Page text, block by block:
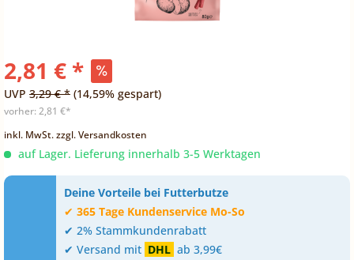
2,81 € *
UVP 3,29 € * (14,59% gespart)
vorher: 2,81 €*
inkl. MwSt.zzgl. Versandkosten
auf Lager. Lieferung innerhalb 3-5 Werktagen
Deine Vorteile bei Futterbutze
✔ 365 Tage Kundenservice Mo-So
✔ 2% Stammkundenrabatt
✔ Versand mit DHL ab 3,99€